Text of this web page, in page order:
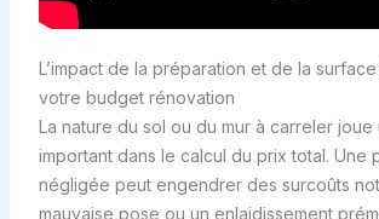
L’impact de la préparation et de la
votre budget rénovation
La nature du sol ou du mur à carreler joue
important dans le calcul du prix total. Une
négligée peut engendrer des surcoûts
mauvaise pose ou un enlaidissement